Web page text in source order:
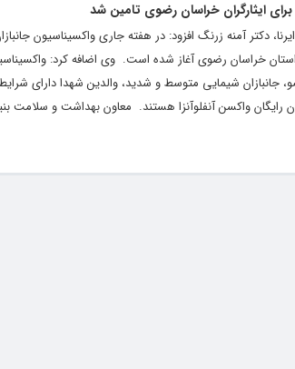
دکتر آمنه زرنگ افزود: در هفته جاری واکسیناسیون
جانبازان شیمایی متوسط و شدید، والدین شهدا دارای
رایگان واکسن آنفلوآنزا هستند. ‌ معاون بهداشت و سلامت